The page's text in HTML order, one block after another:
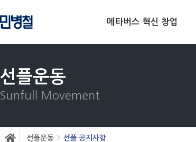
메타버스 혁신 창업
선플운동
Sunfull Movement
선플운동 > 선플 공지사항